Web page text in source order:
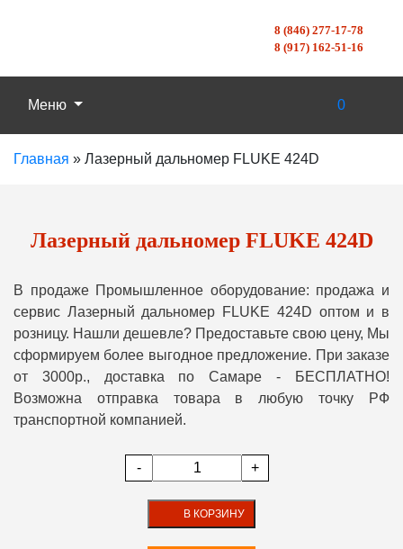
8 (846) 277-17-78
8 (917) 162-51-16
Меню 0
Главная » Лазерный дальномер FLUKE 424D
Лазерный дальномер FLUKE 424D
В продаже Промышленное оборудование: продажа и
сервис Лазерный дальномер FLUKE 424D оптом и в
розницу. Нашли дешевле? Предоставьте свою цену, Мы
сформируем более выгодное предложение. При заказе
от 3000р., доставка по Самаре - БЕСПЛАТНО!
Возможна отправка товара в любую точку РФ
транспортной компанией.
- +
В КОРЗИНУ